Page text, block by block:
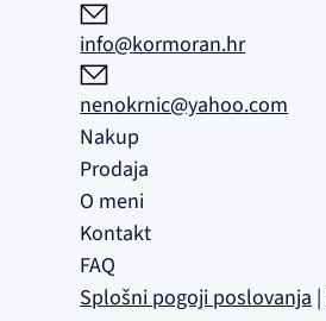
info@kormoran.hr
nenokrnic@yahoo.com
Nakup
Prodaja
O meni
Kontakt
FAQ
Splošni pogoji poslovanja |